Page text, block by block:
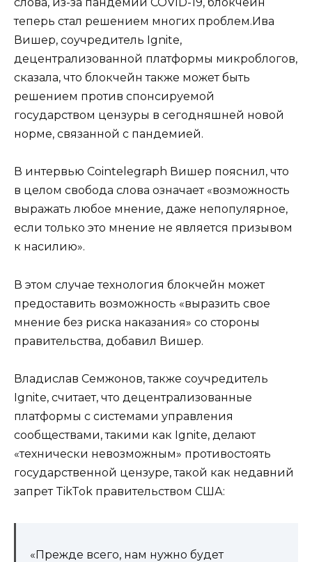
теперь стал решением многих проблем.Ива
Вишер, соучредитель Ignite,
децентрализованной платформы микроблогов,
сказала, что блокчейн также может быть
решением против спонсируемой
государством цензуры в сегодняшней новой
норме, связанной с пандемией.
В интервью Cointelegraph Вишер пояснил, что
в целом свобода слова означает «возможность
выражать любое мнение, даже непопулярное,
если только это мнение не является призывом
к насилию».
В этом случае технология блокчейн может
предоставить возможность «выразить свое
мнение без риска наказания» со стороны
правительства, добавил Вишер.
Владислав Семжонов, также соучредитель
Ignite, считает, что децентрализованные
платформы с системами управления
сообществами, такими как Ignite, делают
«технически невозможным» противостоять
государственной цензуре, такой как недавний
запрет TikTok правительством США:
«Прежде всего, нам нужно будет